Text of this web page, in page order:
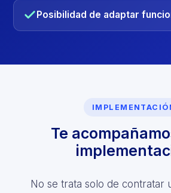
Posibilidad de adaptar
Te
No se trata solo de contratar